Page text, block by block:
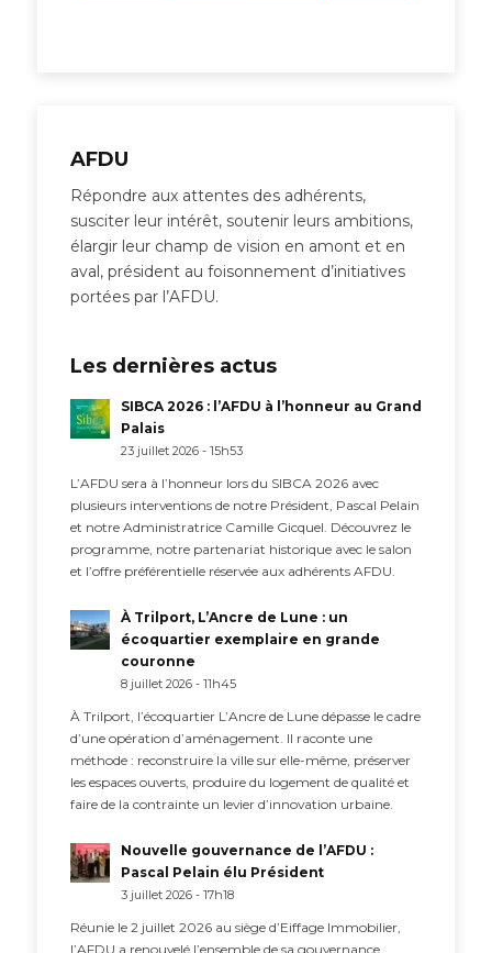
AFDU
Répondre aux attentes des adhérents,
susciter leur intérêt, soutenir leurs ambitions,
élargir leur champ de vision en amont et en
aval, président au foisonnement d’initiatives
portées par l’AFDU.
Les dernières actus
SIBCA 2026 : l’AFDU à l’honneur au Grand
Palais
23 juillet 2026 - 15h53
L’AFDU sera à l’honneur lors du SIBCA 2026 avec
plusieurs interventions de notre Président, Pascal Pelain
et notre Administratrice Camille Gicquel. Découvrez le
programme, notre partenariat historique avec le salon
et l’offre préférentielle réservée aux adhérents AFDU.
À Trilport, L’Ancre de Lune : un
écoquartier exemplaire en grande
couronne
8 juillet 2026 - 11h45
À Trilport, l’écoquartier L’Ancre de Lune dépasse le cadre
d’une opération d’aménagement. Il raconte une
méthode : reconstruire la ville sur elle-même, préserver
les espaces ouverts, produire du logement de qualité et
faire de la contrainte un levier d’innovation urbaine.
Nouvelle gouvernance de l’AFDU :
Pascal Pelain élu Président
3 juillet 2026 - 17h18
Réunie le 2 juillet 2026 au siège d’Eiffage Immobilier,
l’AFDU a renouvelé l’ensemble de sa gouvernance.